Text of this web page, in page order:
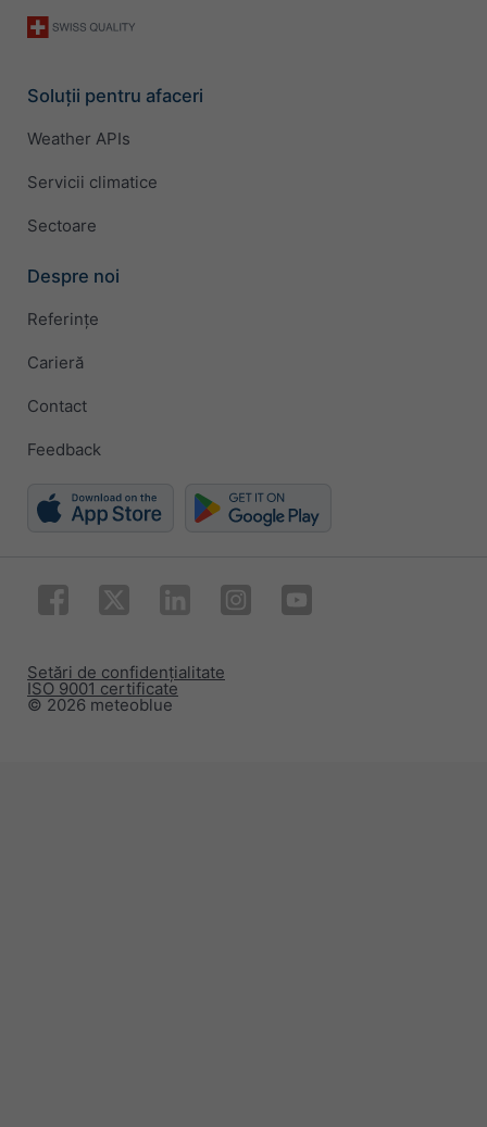
Soluții pentru afaceri
Weather APIs
Servicii climatice
Sectoare
Despre noi
Referințe
Carieră
Contact
Feedback
© 2026 meteoblue
ISO 9001 certificate
Setări de confidențialitate